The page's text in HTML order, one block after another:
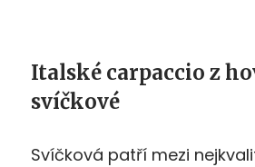
Italské carpaccio z
svíčkové
Svíčková patří mezi